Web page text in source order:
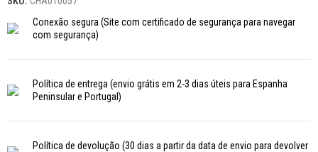
Conexão segura (Site com certificado de segurança para navegar
com segurança)
Política de entrega (envio grátis em 2-3 dias úteis para Espanha
Peninsular e Portugal)
Política de devolução (30 dias a partir da data de envio para devolver